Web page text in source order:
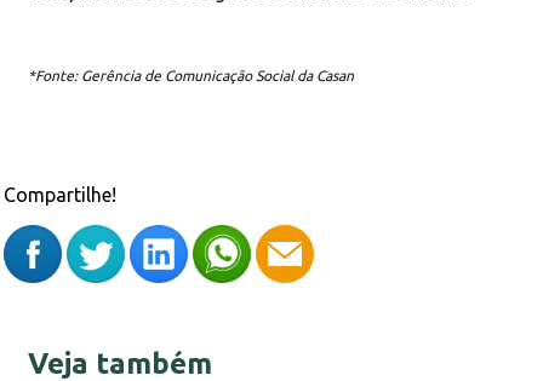
*Fonte: Gerência de Comunicação Social da Casan
Compartilhe!
Veja também